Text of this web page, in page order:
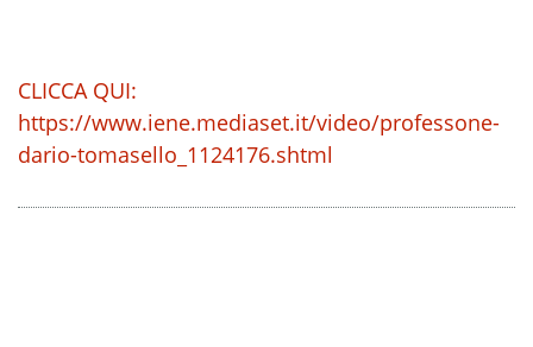
CLICCA QUI:
https://www.iene.mediaset.it/video/professone-
dario-tomasello_1124176.shtml